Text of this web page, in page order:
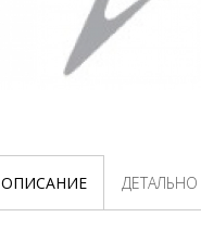
ОПИСАНИЕ ДЕТАЛЬНО